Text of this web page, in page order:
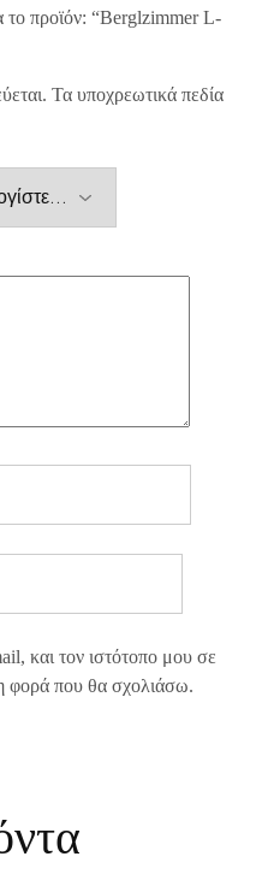
το προϊόν: “Berglzimmer L-
Τα υποχρεωτικά πεδία
και τον ιστότοπο μου σε
φορά που θα σχολιάσω.